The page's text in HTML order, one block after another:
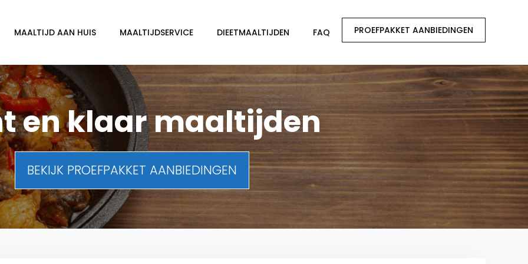
MAALTIJD AAN HUIS MAALTIJDSERVICE DIEETMAALTIJDEN FAQ PROEFPAKKET AANBIEDINGEN
en klaar maaltijden
BEKIJK PROEFPAKKET AANBIEDINGEN